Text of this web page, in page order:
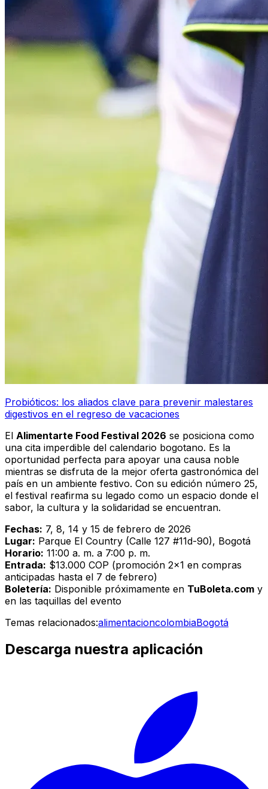
Probióticos: los aliados clave para prevenir malestares
digestivos en el regreso de vacaciones
El Alimentarte Food Festival 2026 se posiciona como
una cita imperdible del calendario bogotano. Es la
oportunidad perfecta para apoyar una causa noble
mientras se disfruta de la mejor oferta gastronómica del
país en un ambiente festivo. Con su edición número 25,
el festival reafirma su legado como un espacio donde el
sabor, la cultura y la solidaridad se encuentran.
Fechas: 7, 8, 14 y 15 de febrero de 2026
Lugar: Parque El Country (Calle 127 #11d-90), Bogotá
Horario: 11:00 a. m. a 7:00 p. m.
Entrada: $13.000 COP (promoción 2x1 en compras
anticipadas hasta el 7 de febrero)
Boletería: Disponible próximamente en TuBoleta.com y
en las taquillas del evento
Temas relacionados:alimentacioncolombiaBogotá
Descarga nuestra aplicación